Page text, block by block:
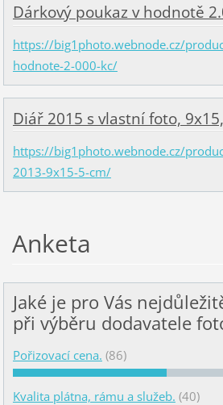
Dárkový poukaz v hodnotě
https://big1photo.webnode.cz/
hodnote-2-000-kc/
Diář 2015 s vlastní foto,
https://big1photo.webnode.cz/
2013-9x15-5-cm/
Anketa
Jaké je pro Vás
při výběru dodavatele
Pořizovací cena. (86)
Kvalita plátna, rámu a služeb. (40)